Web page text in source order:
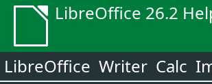
LibreOffice 26.2
LibreOffice Writer Calc